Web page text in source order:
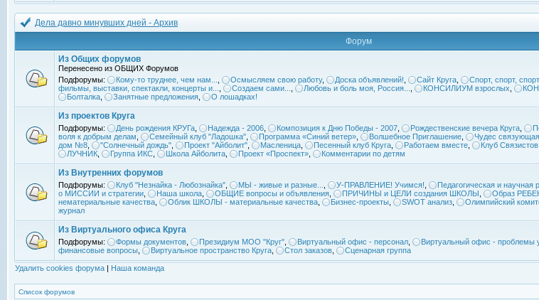
Дела давно минувших дней - Архив
Форум
Из Общих форумов
Перенесено из ОБЩИХ Форумов
Подфорумы:
Кому-то труднее, чем нам... Осмысляем свою работу, Доска объявлений! Сайт Круга Спорт, спорт,
фильмы, выставки, спектакли, концерты и...
Создаем сами... Любовь и боль моя, Россия... КОНСИЛИУМ взрослых
Болталка
Занятные предложения О лошадках!
Из проектов Круга
Подфорумы: День рождения КРУГа Надежда - 2006 Композиция к Дню Победы - 2007 Рождественские вечера Круга
воля к добрым делам
Семейный клуб "Ладошка" Программа «Синий ветер» Волшебное Приглашение Чудес
дом №8
"Солнечный дождь" Проект "Айболит" Масленица Песенный клуб Круга Работаем вместе Клуб
ЛУЧНИК
Группа ИКС Школа Айболита Проект «Проспект» Комментарии по детям
Из Внутренних форумов
Подфорумы: Клуб "Незнайка - Любознайка" МЫ - живые и разные... У-ПРАВЛЕНИЕ! Учимся! Педагогическая и научная
о МИССИИ и стратегии
Наша школа ОБЩИЕ вопросы и объявления ПРИЧИНЫ и ЦЕЛИ создания ШКОЛЫ Образ
нематериальные качества
Облик ШКОЛЫ - материальные качества Бизнес-проекты SWOT анализ Олимпийский
журнал
Из Виртуального офиса Круга
Подфорумы: Формы документов Президиум МОО "Круг" Виртуальный офис - персонал Виртуальный офис - проблемы
финансовые вопросы
Виртуальное пространство Круга Стол заказов Сценарная группа
Удалить cookies форума | Наша команда
Список форумов